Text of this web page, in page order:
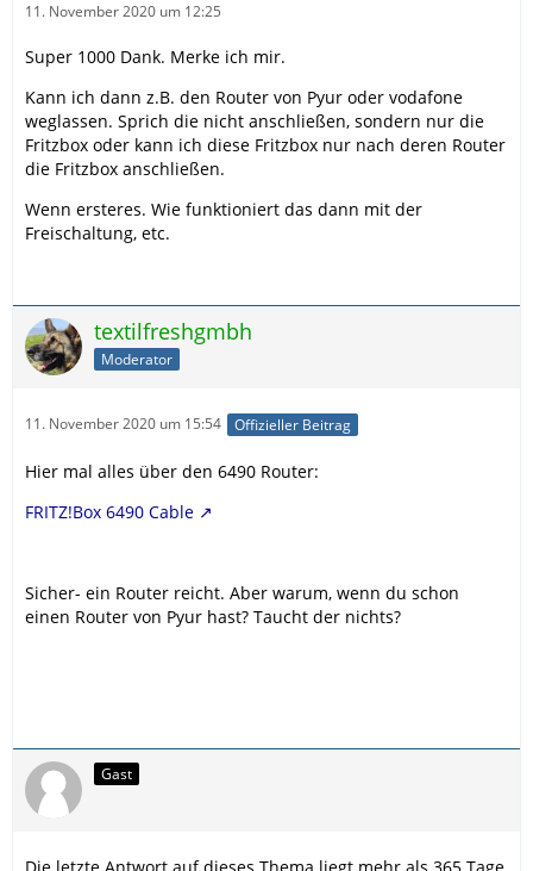
11. November 2020 um 12:25
Super 1000 Dank. Merke ich mir.
Kann ich dann z.B. den Router von Pyur oder vodafone
weglassen. Sprich die nicht anschließen, sondern nur die
Fritzbox oder kann ich diese Fritzbox nur nach deren Router
die Fritzbox anschließen.
Wenn ersteres. Wie funktioniert das dann mit der
Freischaltung, etc.
textilfreshgmbh
Moderator
11. November 2020 um 15:54 Offizieller Beitrag
Hier mal alles über den 6490 Router:
FRITZ!Box 6490 Cable
Sicher- ein Router reicht. Aber warum, wenn du schon
einen Router von Pyur hast? Taucht der nichts?
Gast
Die letzte Antwort auf dieses Thema liegt mehr als 365 Tage